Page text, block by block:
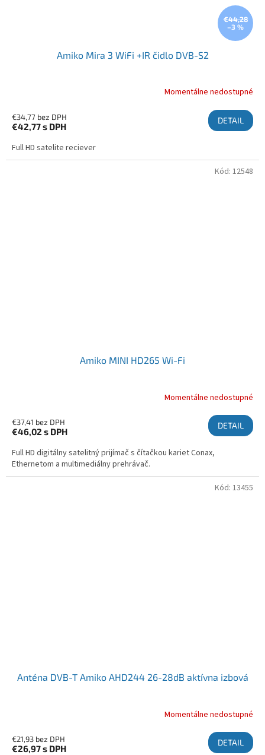
€44,28
–3 %
Amiko Mira 3 WiFi +IR čidlo DVB-S2
Momentálne nedostupné
€34,77 bez DPH
€42,77s DPH
DETAIL
Full HD satelite reciever
Amiko MINI HD265 Wi-Fi
Momentálne nedostupné
€37,41 bez DPH
€46,02 s DPH
DETAIL
Full HD digitálny satelitný prijímač s čítačkou kariet Conax,
Ethernetom a multimediálny prehrávač.
Kód: 12548
Anténa DVB-T Amiko AHD244 26-28dB aktívna izbová
Momentálne nedostupné
€21,93 bez DPH
€26,97s DPH
DETAIL
Kód: 13455